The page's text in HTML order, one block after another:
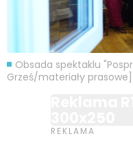
Obsada spektaklu
Grześ/materiały prasowe]